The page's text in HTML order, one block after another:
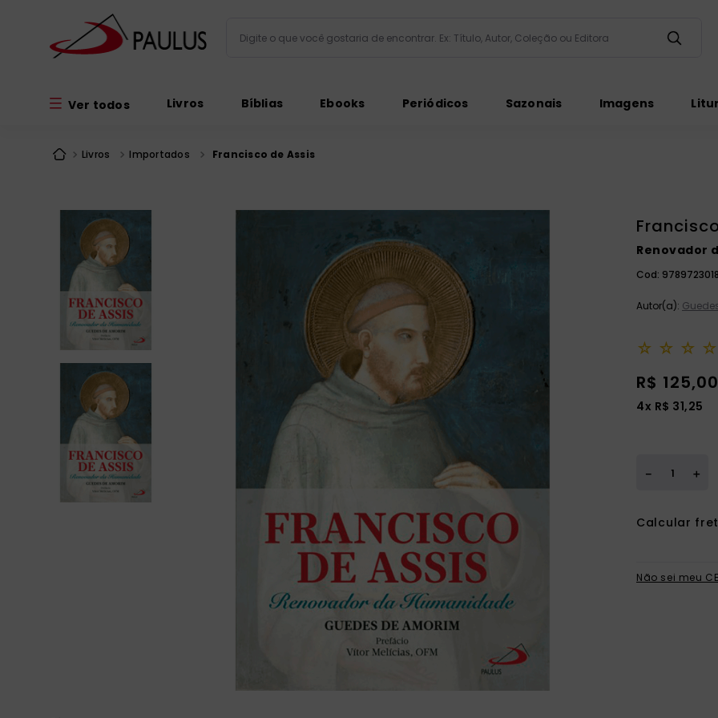
Ver todos Livros Bíblias Ebooks Periódicos Sazonais Imagens
Livros Importados Francisco de Assis
Renovador
Cod:
Autor(a):
☆ ☆ ☆ ☆
R$ 125,00
4x R$ 31,25
＋
－
Não sei meu
patristica
biblia pastoral
catequese
bíblia ave maria